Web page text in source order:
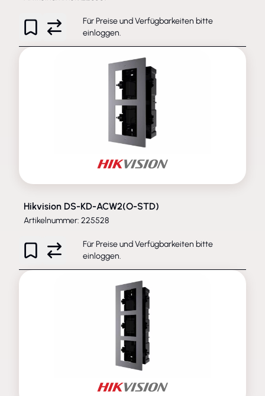
Für Preise und Verfügbarkeiten bitte
einloggen.
Hikvision DS-KD-ACW2(O-STD)
Artikelnummer: 225528
Für Preise und Verfügbarkeiten bitte
einloggen.